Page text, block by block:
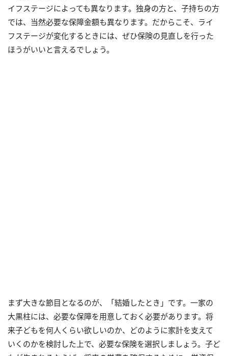
イフステージによっても異なります。独身の方と、子持ちの方
では、当然必要な保障金額も異なります。だからこそ、ライ
フステージが変化するときには、ぜひ保険の見直しを行った
ほうがいいと言えるでしょう。
まず大きな節目となるのが、「結婚したとき」です。一家の
大黒柱には、必要な保障を用意しておく必要があります。将
来子どもを何人くらい欲しいのか、どのように家計を支えて
いくのかを検討した上で、必要な保険を選択しましょう。子ど